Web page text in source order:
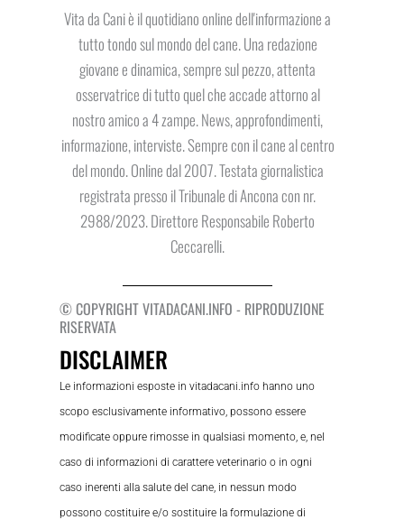
Vita da Cani è il quotidiano online dell'informazione a
tutto tondo sul mondo del cane. Una redazione
giovane e dinamica, sempre sul pezzo, attenta
osservatrice di tutto quel che accade attorno al
nostro amico a 4 zampe. News, approfondimenti,
informazione, interviste. Sempre con il cane al centro
del mondo. Online dal 2007. Testata giornalistica
registrata presso il Tribunale di Ancona con nr.
2988/2023. Direttore Responsabile Roberto
Ceccarelli.
© COPYRIGHT VITADACANI.INFO - RIPRODUZIONE
RISERVATA
DISCLAIMER
Le informazioni esposte in vitadacani.info hanno uno
scopo esclusivamente informativo, possono essere
modificate oppure rimosse in qualsiasi momento, e, nel
caso di informazioni di carattere veterinario o in ogni
caso inerenti alla salute del cane, in nessun modo
possono costituire e/o sostituire la formulazione di